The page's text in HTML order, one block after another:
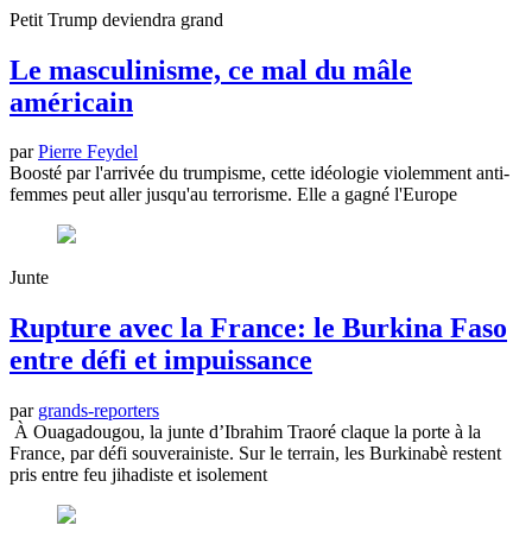
Petit Trump deviendra grand
Le masculinisme, ce mal du mâle
américain
parPierre Feydel
Boosté par l'arrivée du trumpisme, cette idéologie violemment anti-
femmes peut aller jusqu'au terrorisme. Elle a gagné l'Europe
Junte
Rupture avec la France: le Burkina Faso
entre défi et impuissance
par grands-reporters
À Ouagadougou, la junte d’Ibrahim Traoré claque la porte à la
France, par défi souverainiste. Sur le terrain, les Burkinabè restent
pris entre feu jihadiste et isolement